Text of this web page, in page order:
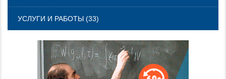
УСЛУГИ И РАБОТЫ (33)